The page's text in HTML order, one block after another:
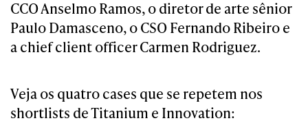
CCO Anselmo Ramos, o diretor de arte sênior
Paulo Damasceno, o CSO Fernando Ribeiro e
a chief client officer Carmen Rodriguez.
Veja os quatro cases que se repetem nos
shortlists de Titanium e Innovation: